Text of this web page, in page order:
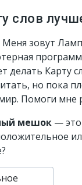
слов
зовут
делать Карту
но пока
Помоги мне
мешок —